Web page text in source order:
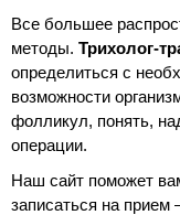
Все большее
методы. Трихолог-
определиться с
возможности
фолликул, понять,
операции.
Наш сайт поможет
записаться на